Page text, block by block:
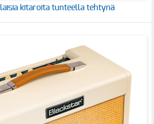
kitaroita tunteella tehtynä